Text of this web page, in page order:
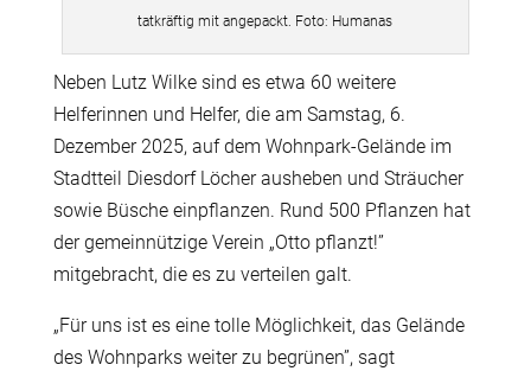
tatkräftig mit angepackt. Foto: Humanas
Neben Lutz Wilke sind es etwa 60 weitere
Helferinnen und Helfer, die am Samstag, 6.
Dezember 2025, auf dem Wohnpark-Gelände im
Stadtteil Diesdorf Löcher ausheben und Sträucher
sowie Büsche einpflanzen. Rund 500 Pflanzen hat
der gemeinnützige Verein „Otto pflanzt!”
mitgebracht, die es zu verteilen galt.
„Für uns ist es eine tolle Möglichkeit, das Gelände
des Wohnparks weiter zu begrünen”, sagt